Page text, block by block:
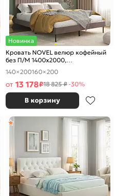
Новинка
Кровать NOVEL велюр кофейный
без П/М 1400x2000,
ортопедическое основание,
изголовье мягкое
140×200160×200
от 13 178₽18 825 ₽-30%
В корзину